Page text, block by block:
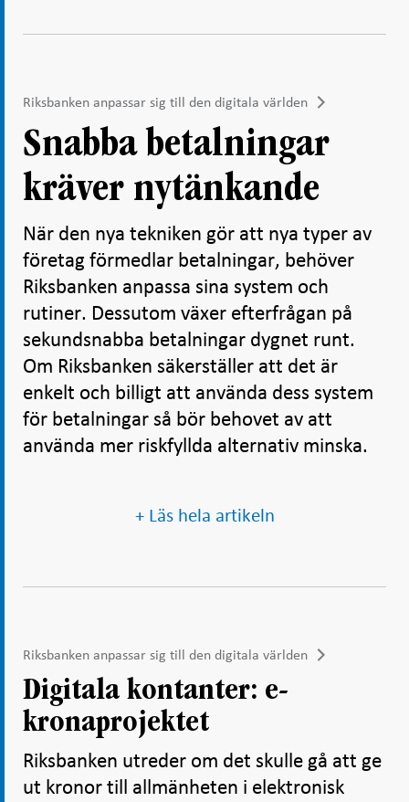
Riksbanken anpassar sig till den digitala världen
Snabba betalningar
kräver nytänkande
När den nya tekniken gör att nya typer av
företag förmedlar betalningar, behöver
Riksbanken anpassa sina system och
rutiner. Dessutom växer efterfrågan på
sekundsnabba betalningar dygnet runt.
Om Riksbanken säkerställer att det är
enkelt och billigt att använda dess system
för betalningar så bör behovet av att
använda mer riskfyllda alternativ minska.
+ Läs hela artikeln
Riksbanken anpassar sig till den digitala världen
Digitala kontanter: e-
kronaprojektet
Riksbanken utreder om det skulle gå att ge
ut kronor till allmänheten i elektronisk